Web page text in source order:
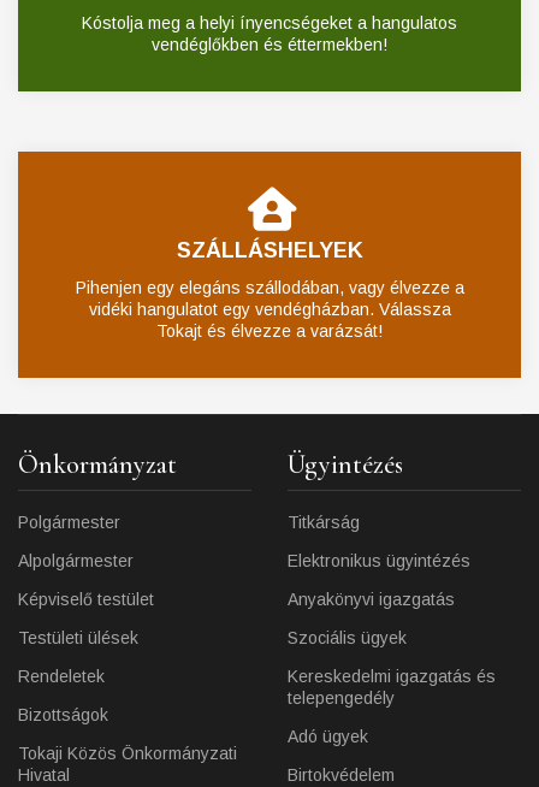
Kóstolja meg a helyi ínyencségeket a hangulatos
vendéglőkben és éttermekben!
SZÁLLÁSHELYEK
Pihenjen egy elegáns szállodában, vagy élvezze a
vidéki hangulatot egy vendégházban. Válassza
Tokajt és élvezze a varázsát!
Önkormányzat
Polgármester
Alpolgármester
Képviselő testület
Testületi ülések
Rendeletek
Bizottságok
Tokaji Közös Önkormányzati
Hivatal
Ügyintézés
Titkárság
Elektronikus ügyintézés
Anyakönyvi igazgatás
Szociális ügyek
Kereskedelmi igazgatás és
telepengedély
Adó ügyek
Birtokvédelem